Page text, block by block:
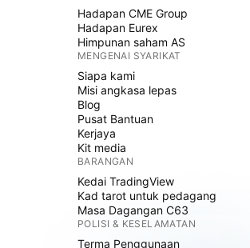
Hadapan CME Group
Hadapan Eurex
Himpunan saham AS
MENGENAI SYARIKAT
Siapa kami
Misi angkasa lepas
Blog
Pusat Bantuan
Kerjaya
Kit media
BARANGAN
Kedai TradingView
Kad tarot untuk pedagang
Masa Dagangan C63
POLISI & KESELAMATAN
Terma Penggunaan